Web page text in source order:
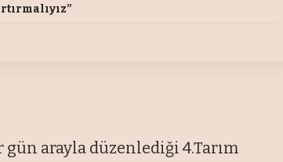
arayla düzenlediği 4.Tarım